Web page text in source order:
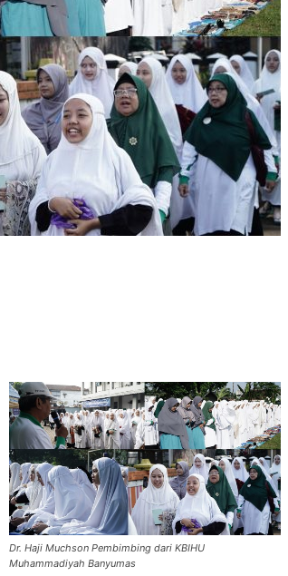
Dr. Haji Muchson Pembimbing dari KBIHU
Muhammadiyah Banyumas